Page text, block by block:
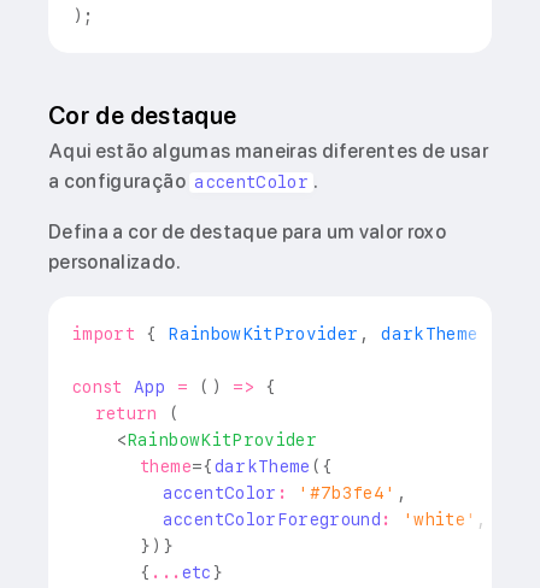
) ;
Cor de destaque
Aqui estão algumas maneiras diferentes de usar
a configuração accentColor .
Defina a cor de destaque para um valor roxo
personalizado.
import { RainbowKitProvider , darkTheme
const App = ( ) =>
{
return
(
<RainbowKitProvider
theme={darkTheme ( {
        accentColor
: '#7b3fe4' ,
        accentColorForeground
: 'white' ,
} ) }
{ ... etc }